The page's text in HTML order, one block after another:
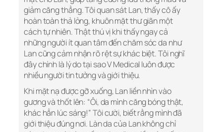
giảm căng thẳng. Tôi quan sát Lan, thấy cô ấy
hoàn toàn thả lỏng, khuôn mặt thư giãn một
cách tự nhiên. Thật thú vị khi thấy ngay cả
những người ít quan tâm đến chăm sóc da như
Lan cũng cảm nhận rõ rệt sự khác biệt. Tôi nghĩ
đây chính là lý do tại sao V Medical luôn được
nhiều người tin tưởng và giới thiệu.
Khi mặt nạ được gỡ xuống, Lan liền nhìn vào
gương và thốt lên: “Ôi, da mình căng bóng thật,
khác hẳn lúc sáng!” Tôi cười, biết rằng mình đã
giới thiệu đúng nơi. Làn da của Lan không chỉ